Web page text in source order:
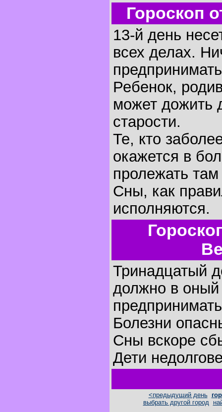
Гороскоп
13-й день
всех делах.
Ребенок,
может дожить
старости.
Те, кто
окажется в
пролежать там
Сны, как
исполняются.
Тринадцатый
должно в оный
Болезни
Сны вскоре
Дети
<предыдущий день
выбрать другой город